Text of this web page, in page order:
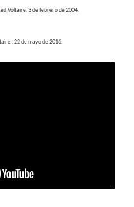
Voltaire, 3 de febrero de 2004.
, 22 de mayo de 2016.